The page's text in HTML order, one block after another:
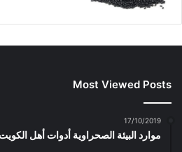
Most Viewed Posts
17/10/2019
موارد البيئة الصحراوية أدوات أهل